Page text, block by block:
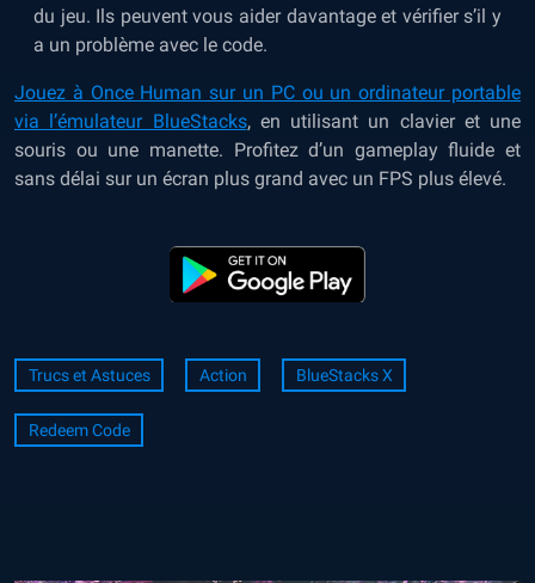
du jeu. Ils peuvent vous aider davantage et vérifier s’il y
a un problème avec le code.
Jouez à Once Human sur un PC ou un ordinateur portable
via l’émulateur BlueStacks, en utilisant un clavier et une
souris ou une manette. Profitez d’un gameplay fluide et
sans délai sur un écran plus grand avec un FPS plus élevé.
Trucs et Astuces Action BlueStacks X
Redeem Code